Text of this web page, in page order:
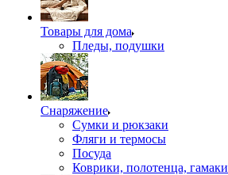
Товары для дома
Пледы, подушки
Снаряжение
Сумки и рюкзаки
Фляги и термосы
Посуда
Коврики, полотенца, гамаки